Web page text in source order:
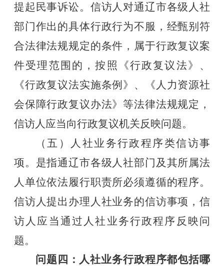
提起民事诉讼。 信访人对通辽市各级人社
部门作出的具体行政行为不服，经甄别符
合法律法规规定的条件，属于行政复议案
件受理范围的，按照《行政复议法》、
《行政复议法实施条例》、《人力资源社
会保障行政复议办法》等法律法规规定，
信访人应当向行政复议机关反映问题。
（五）
人社业务行政程序 类信访事
项。 是指通辽市各级人社部门及其所属法
人单位依法履行职责所必须遵循的程序。
信访人提出办理人社业务的信访事项，信
访人应当通过人社业务行政程序反映问
题。
问题四：人社业务行政程序都包括哪